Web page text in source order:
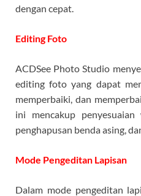
dengan cepat.
Editing Foto
ACDSee Photo Studio
editing foto yang dapat
memperbaiki, dan
ini mencakup penyesuaian
penghapusan benda asing,
Mode Pengeditan Lapisan
Dalam mode pengeditan